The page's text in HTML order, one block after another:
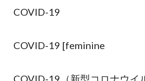
COVID-19
COVID-19 [feminine